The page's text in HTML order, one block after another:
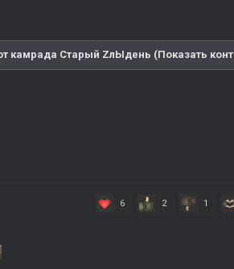
камрада Старый ZлЫдень (Показать
6 2 1